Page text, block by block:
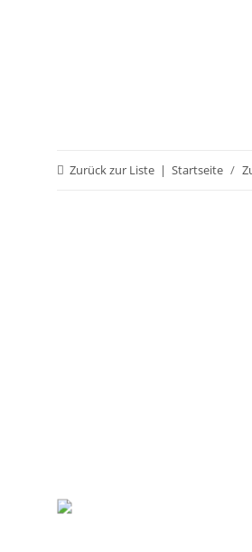
Zurück zur Liste Startseite